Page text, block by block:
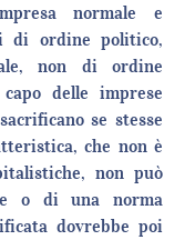
normale e
di ordine politico,
non di ordine
delle imprese
se stesse
che non è
non può
o di una norma
dovrebbe poi